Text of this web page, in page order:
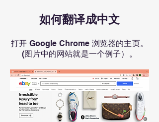
如何翻译成中文
打开 Google Chrome 浏览器的主页。
(图片中的网站就是一个例子）。